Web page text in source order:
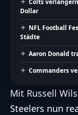
Dollar
NFL Football
Städte
Aaron Donald
Commanders
Mit Russell
Steelers nun